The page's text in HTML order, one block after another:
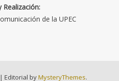
Realización:
de la UPEC
| Editorial byMysteryThemes.